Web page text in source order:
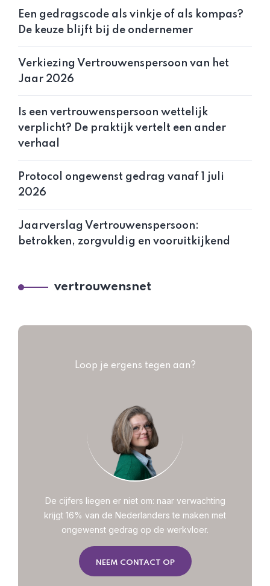
Een gedragscode als vinkje of als kompas?
De keuze blijft bij de ondernemer
Verkiezing Vertrouwenspersoon van het
Jaar 2026
Is een vertrouwenspersoon wettelijk
verplicht? De praktijk vertelt een ander
verhaal
Protocol ongewenst gedrag vanaf 1 juli
2026
Jaarverslag Vertrouwenspersoon:
betrokken, zorgvuldig en vooruitkijkend
vertrouwensnet
Loop je ergens tegen aan?
De cijfers liegen er niet om: naar verwachting
krijgt 16% van de Nederlanders te maken met
ongewenst gedrag op de werkvloer.
NEEM CONTACT OP